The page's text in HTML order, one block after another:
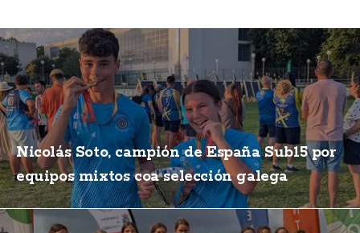
Nicolás Soto, campión de España Sub15 por
equipos mixtos coa selección galega